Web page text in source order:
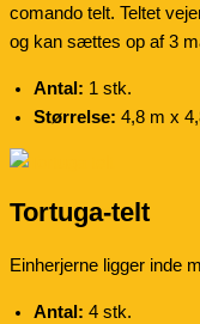
comando telt. Teltet
og kan sættes op af 3
Antal: 1 stk.
Størrelse: 4,8 m x
Tortuga-telt
Einherjerne ligger inde
Antal: 4 stk.